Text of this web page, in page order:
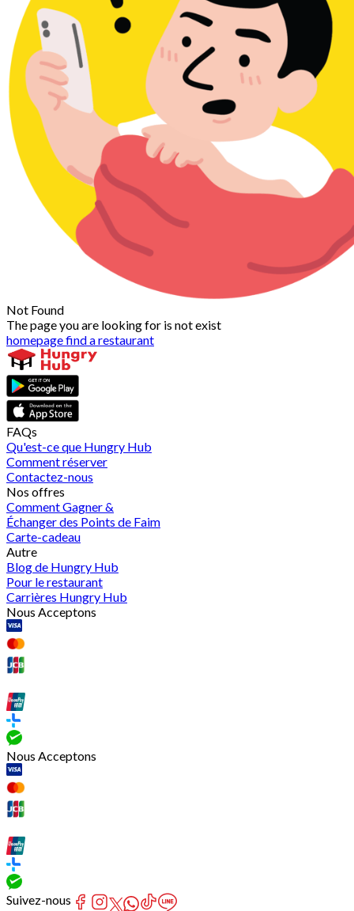
Not Found
The page you are looking for is not exist
homepagefind a restaurant
FAQs
Qu'est-ce que Hungry Hub
Comment réserver
Contactez-nous
Nos offres
Comment Gagner &
Échanger des Points de Faim
Carte-cadeau
Autre
Blog de Hungry Hub
Pour le restaurant
Carrières Hungry Hub
Nous Acceptons
Nous Acceptons
Suivez-nous